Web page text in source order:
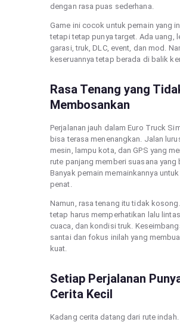
dengan rasa puas sederhana.
Game ini cocok untuk pemain yang
tetapi tetap punya target. Ada uang,
garasi, truk, DLC, event, dan mod.
keseruannya tetap berada di balik
Rasa Tenang yang
Membosankan
Perjalanan jauh dalam Euro Truck
bisa terasa menenangkan. Jalan
mesin, lampu kota, dan GPS yang
rute panjang memberi suasana yang
Banyak pemain memainkannya
penat.
Namun, rasa tenang itu tidak
tetap harus memperhatikan lalu
cuaca, dan kondisi truk.
santai dan fokus inilah yang
kuat.
Setiap Perjalanan
Cerita Kecil
Kadang cerita datang dari rute indah.